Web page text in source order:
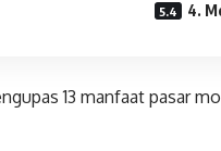
4.
13 manfaat pasar